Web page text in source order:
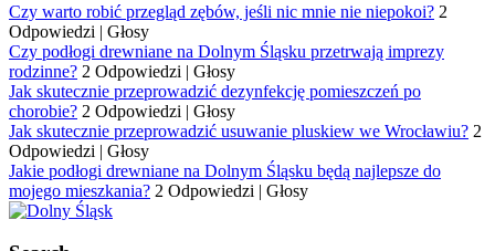
Czy warto robić przegląd zębów, jeśli nic mnie nie niepokoi? 2
Odpowiedzi | Głosy
Czy podłogi drewniane na Dolnym Śląsku przetrwają imprezy
rodzinne? 2 Odpowiedzi | Głosy
Jak skutecznie przeprowadzić dezynfekcję pomieszczeń po
chorobie? 2 Odpowiedzi | Głosy
Jak skutecznie przeprowadzić usuwanie pluskiew we Wrocławiu? 2
Odpowiedzi | Głosy
Jakie podłogi drewniane na Dolnym Śląsku będą najlepsze do
mojego mieszkania? 2 Odpowiedzi | Głosy